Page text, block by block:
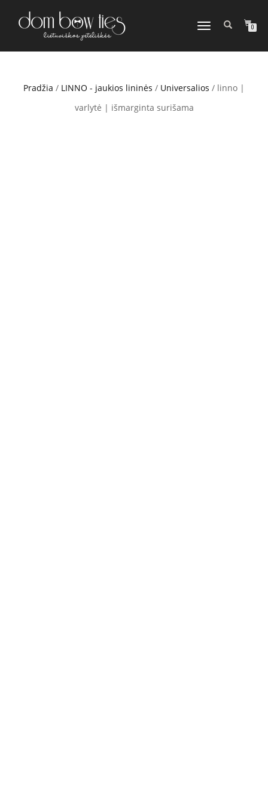
TOGGLE
0
Pradžia / LINNO - jaukios lininės / Universalios / linno |
varlytė | išmarginta surišama